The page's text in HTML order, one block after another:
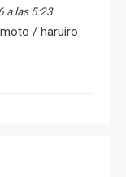
a las 5:23
/ haruiro